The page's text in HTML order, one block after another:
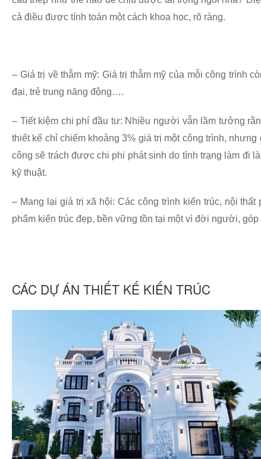
cả điều được tính toán một cách khoa học, rõ ràng.
– Giá trị về thẫm mỹ: Giá trị thẫm mỹ của mỗi công trình
đại, trẻ trung năng động….
– Tiết kiệm chi phí đầu tư: Nhiều người vẫn lầm tưởng
thiết kế chỉ chiếm khoảng 3% giá trị một công trình,
công sẽ trách được chi phi phát sinh do tình trạng làm đi
kỹ thuật.
– Mang lại giá trị xã hội: Các công trình kiến trúc, nội
phẩm kiến trúc đẹp, bền vững tồn tại một vì đời người,
CÁC DỰ ÁN THIẾT KẾ KIẾN TRÚC